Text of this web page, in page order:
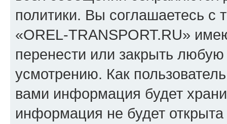
политики. Вы соглашаетесь
«OREL-TRANSPORT.RU»
перенести или закрыть
усмотрению. Как
вами информация будет
информация не будет